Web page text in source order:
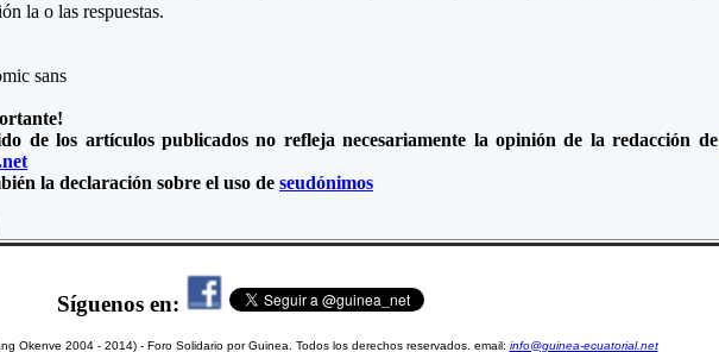
la o las respuestas.
sans
de los artículos publicados no refleja necesariamente la opinión de la redacción de
la declaración sobre el uso de seudónimos
Síguenos en:
Okenve 2004 - 2014) - Foro Solidario por Guinea. Todos los derechos reservados. email: info@guinea-ecuatorial.net